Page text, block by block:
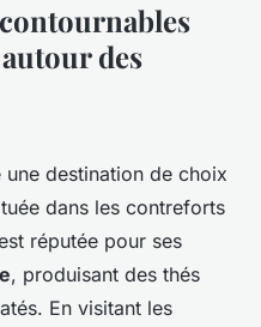
des
destination de choix
dans les contreforts
réputée pour ses
, produisant des thés
En visitant les